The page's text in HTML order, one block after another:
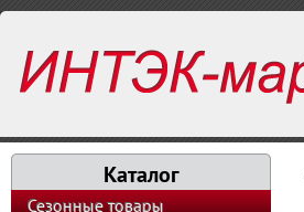
Каталог
Сезонные товары